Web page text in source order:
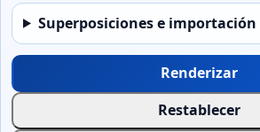
Superposiciones e importación
Renderizar
Restablecer